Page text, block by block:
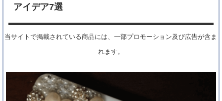
アイデア7選
当サイトで掲載されている商品には、一部プロモーション及び広告が含ま
れます。